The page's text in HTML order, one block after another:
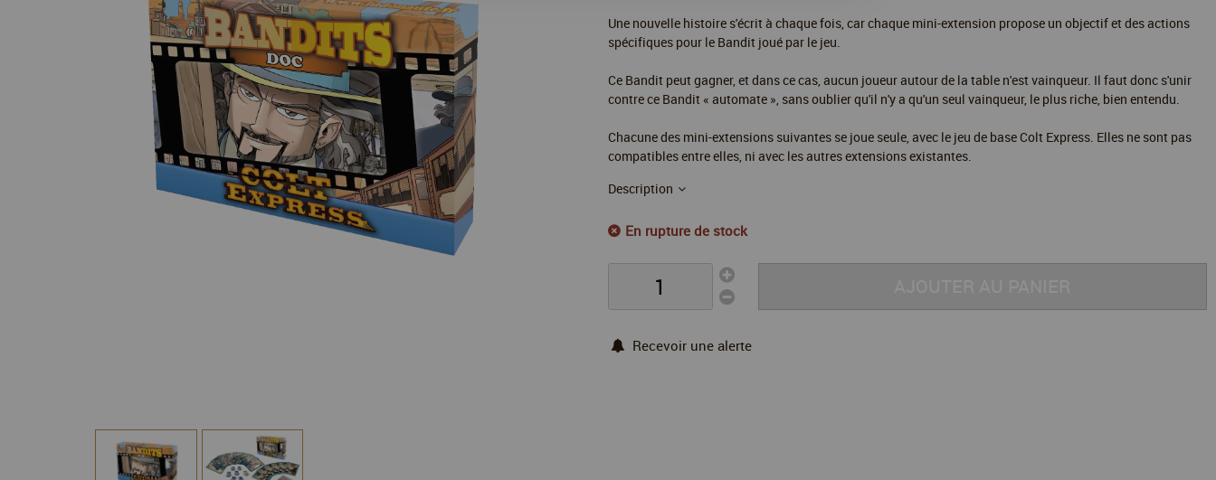
Une nouvelle histoire s'écrit à chaque fois, car chaque mini-extension propose un objectif et des actions
spécifiques pour le Bandit joué par le jeu.
Ce Bandit peut gagner, et dans ce cas, aucun joueur autour de la table n'est vainqueur. Il faut donc s'unir
contre ce Bandit « automate », sans oublier qu'il n'y a qu'un seul vainqueur, le plus riche, bien entendu.
Chacune des mini-extensions suivantes se joue seule, avec le jeu de base Colt Express. Elles ne sont pas
compatibles entre elles, ni avec les autres extensions existantes.
Description
En rupture de stock
Recevoir une alerte